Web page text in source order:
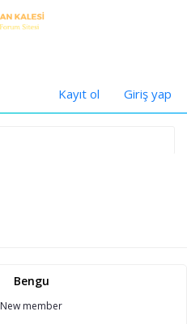
Kayıt ol Giriş yap
Bengu
New member